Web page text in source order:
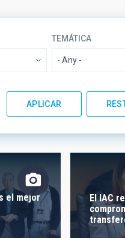
TEMÁTICA
- Any -
el mejor
El IAC